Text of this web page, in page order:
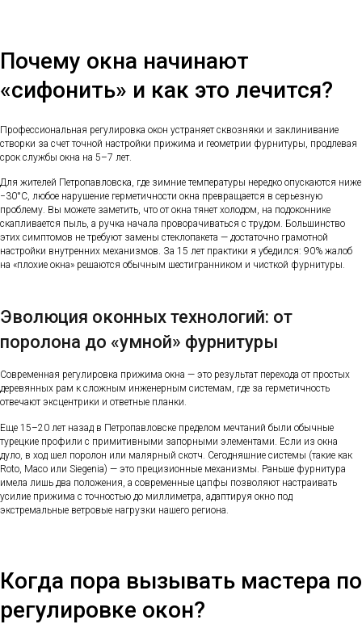
Почему окна начинают
«сифонить» и как это лечится?
Профессиональная регулировка окон устраняет сквозняки и заклинивание
створки за счет точной настройки прижима и геометрии фурнитуры, продлевая
срок службы окна на 5–7 лет.
Для жителей Петропавловска, где зимние температуры нередко опускаются ниже
−30°C, любое нарушение герметичности окна превращается в серьезную
проблему. Вы можете заметить, что от окна тянет холодом, на подоконнике
скапливается пыль, а ручка начала проворачиваться с трудом. Большинство
этих симптомов не требуют замены стеклопакета — достаточно грамотной
настройки внутренних механизмов. За 15 лет практики я убедился: 90% жалоб
на «плохие окна» решаются обычным шестигранником и чисткой фурнитуры.
Эволюция оконных технологий: от
поролона до «умной» фурнитуры
Современная регулировка прижима окна — это результат перехода от простых
деревянных рам к сложным инженерным системам, где за герметичность
отвечают эксцентрики и ответные планки.
Еще 15–20 лет назад в Петропавловске пределом мечтаний были обычные
турецкие профили с примитивными запорными элементами. Если из окна
дуло, в ход шел поролон или малярный скотч. Сегодняшние системы (такие как
Roto, Maco или Siegenia) — это прецизионные механизмы. Раньше фурнитура
имела лишь два положения, а современные цапфы позволяют настраивать
усилие прижима с точностью до миллиметра, адаптируя окно под
экстремальные ветровые нагрузки нашего региона.
Когда пора вызывать мастера по
регулировке окон?